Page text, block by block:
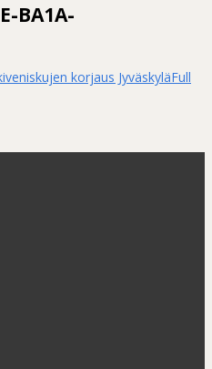
BA1A-
korjaus JyväskyläFull